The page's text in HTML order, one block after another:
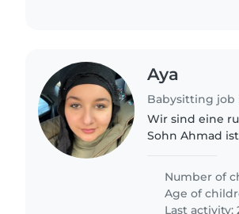
Aya
Babysitting job
Wir sind eine
Sohn Ahmad
Uns ist ein..
Number of
Age of
Last